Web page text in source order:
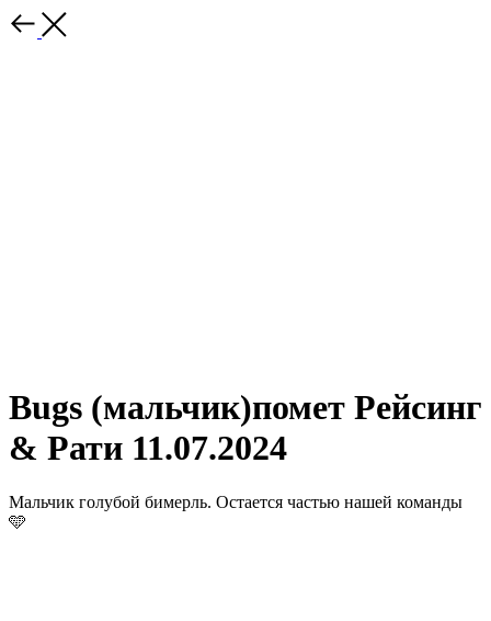
Bugs (мальчик)помет Рейсинг
& Рати 11.07.2024
Мальчик голубой бимерль. Остается частью нашей команды
🩵